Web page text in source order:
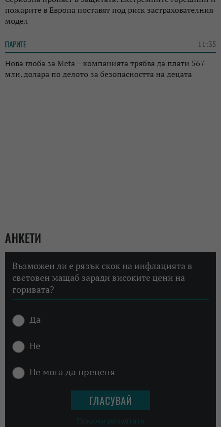
пожарите в Европа поставят под риск застрахователния
модел
ПАРИТЕ 11:35
Нова глоба за Meta – компанията трябва да плати 567
млн. долара по делото за безопасността на децата
АНКЕТИ
Възможен ли е рязък скок на инфлацията в
световен мащаб заради високите цени на
горивата?
Да
Не
Не мога да преценя
Покажи резултати